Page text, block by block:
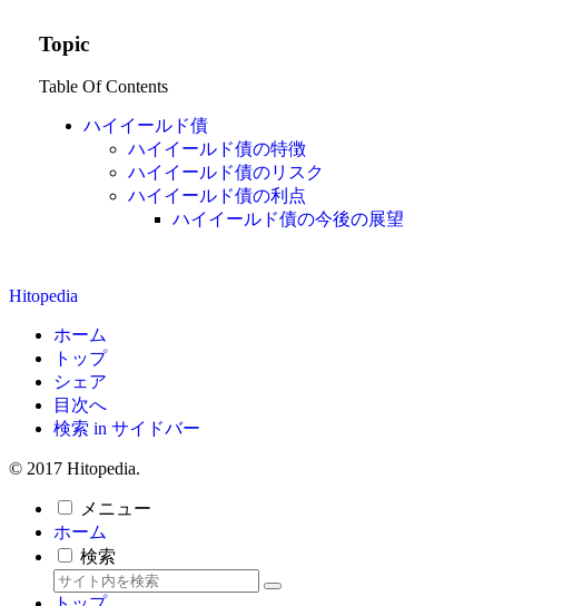
Topic
Table Of Contents
ハイイールド債
ハイイールド債の特徴
ハイイールド債のリスク
ハイイールド債の利点
ハイイールド債の今後の展望
Hitopedia
ホーム
トップ
シェア
目次へ
検索 in サイドバー
© 2017 Hitopedia.
メニュー
ホーム
検索